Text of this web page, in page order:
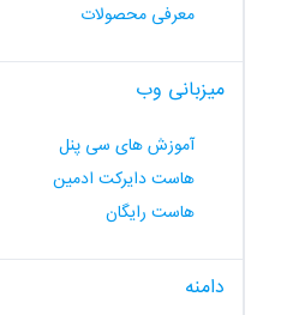
معرفی محصولات
میزبانی وب
آموزش های سی پنل
هاست دایرکت ادمین
هاست رایگان
دامنه